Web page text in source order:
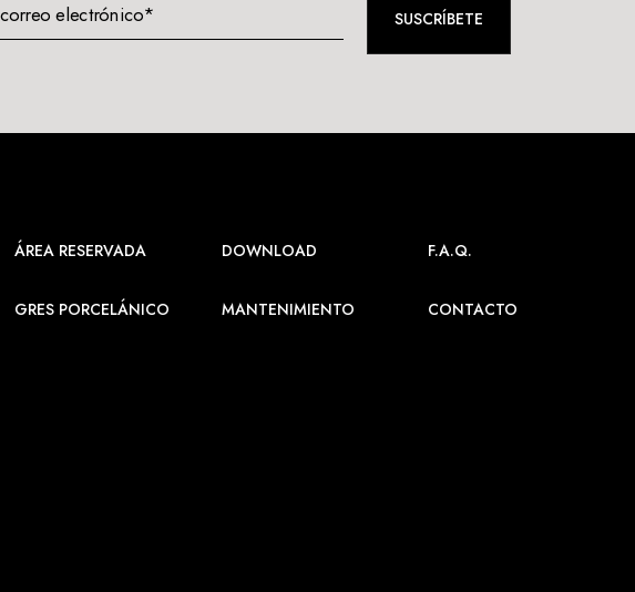
electrónico* SUSCRÍBETE
ÁREA RESERVADA DOWNLOAD F.A.Q.
GRES PORCELÁNICO MANTENIMIENTO CONTACTO